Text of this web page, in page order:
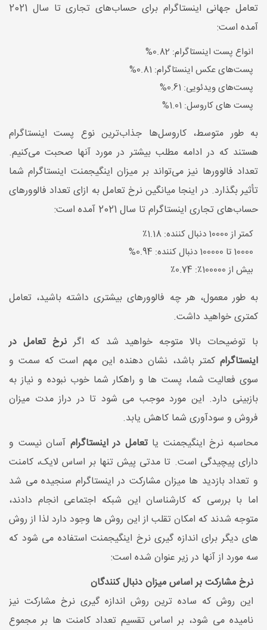
تعامل جهانی اینستاگرام برای حساب‌های تجاری تا سال 2021
آمده است:
انواع پست اینستاگرام: 0.82%
پست‌های عکس اینستاگرام: 0.81%
پست‌های ویدئویی: 0.61%
پست های کاروسل: 1.01%
به طور متوسط، کاروسل‌ها جذاب‌ترین نوع پست اینستاگرام
هستند که در ادامه مطلب بیشتر در مورد آنها صحبت می‌کنیم.
تعداد فالوورها نیز می‌تواند بر میزان اینگیجمنت اینستاگرام شما
تأثیر بگذارد. در اینجا میانگین نرخ تعامل به ازای تعداد فالوورهای
حساب‌های تجاری اینستاگرام تا سال 2021 آمده است:
کمتر از 10000 دنبال کننده: 1.18٪
10000 تا 100000 دنبال کننده: 0.94%
بیش از 100000٪: 0.74٪
به طور معمول، هر چه فالوورهای بیشتری داشته باشید، تعامل
کمتری خواهید داشت.
با توضیحات بالا متوجه خواهید شد که اگرنرخ تعامل در
اینستاگرام کمتر باشد، نشان دهنده این مهم است که سمت و
سوی فعالیت شما، پست ها و راهکار شما خوب نبوده و نیاز به
بازبینی دارد. این مورد موجب می شود تا در دراز مدت میزان
فروش و سودآوری شما کاهش یابد.
محاسبه نرخ اینگیجمنت یاتعامل در اینستاگرام آسان نیست و
دارای پیچیدگی است. تا مدتی پیش تنها بر اساس لایک، کامنت
و تعداد بازدید ها میزان مشارکت در اینستاگرام سنجیده می شد
اما با بررسی که کارشناسان این شبکه اجتماعی انجام دادند،
متوجه شدند که امکان تقلب از این روش ها وجود دارد لذا از روش
های دیگر برای اندازه گیری نرخ اینگیجمنت استفاده می شود که
سه مورد از آنها در زیر عنوان شده است:
نرخ مشارکت بر اساس میزان دنبال کنندگان
این روش که ساده ترین روش اندازه گیری نرخ مشارکت نیز
نامیده می شود، بر اساس تقسیم تعداد کامنت ها بر مجموع